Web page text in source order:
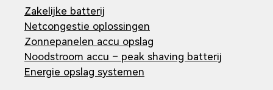
Zakelijke batterij
Netcongestie oplossingen
Zonnepanelen accu opslag
Noodstroom accu – peak shaving batterij
Energie opslag systemen